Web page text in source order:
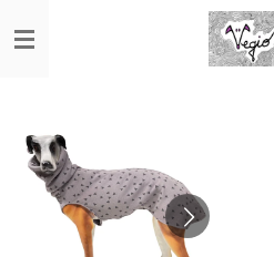
direct
hoofdinhoud